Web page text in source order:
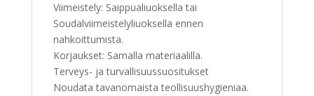
Viimeistely: Saippualiuoksella tai
Soudalviimeistelyliuoksella ennen
nahkoittumista.
Korjaukset: Samalla materiaalilla.
Terveys- ja turvallisuussuositukset
Noudata tavanomaista teollisuushygieniaa.